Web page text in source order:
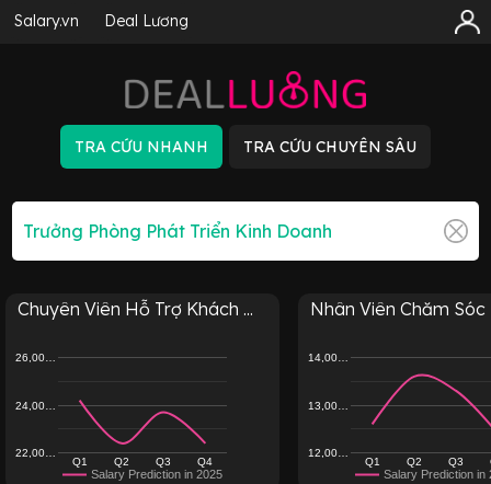
Salary.vn Deal Lương
Chuyên Viên Hỗ Trợ Khách ...
Salary Prediction in 2025
Q1 Q2 Q3 Q4
22,00…
24,00…
26,00…
Nhân Viên Chăm Sóc
Salary Prediction in
Q1 Q2 Q3
12,00…
13,00…
14,00…